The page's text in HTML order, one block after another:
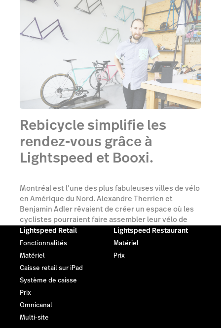
Rebicycle simplifie les
rendez-vous grâce à
Lightspeed et Booxi.
Montréal est l’une des plus fabuleuses villes de vélo
en Amérique du Nord. Alexandre Therrien et
Benjamin Adler rêvaient de créer un espace où les
cyclistes pourraient faire assembler leur vélo de
manière...
En savoir plus
Lightspeed Retail
Fonctionnalités
Matériel
Caisse retail sur iPad
Système de caisse
Prix
Omnicanal
Multi-site
Lightspeed Restaurant
Matériel
Prix